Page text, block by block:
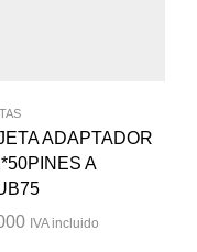
ADAPTADOR
A
IVA incluido